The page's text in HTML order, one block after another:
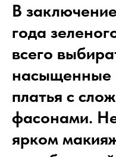
В
года
всего
насыщенные
платья с
фасонами.
ярком